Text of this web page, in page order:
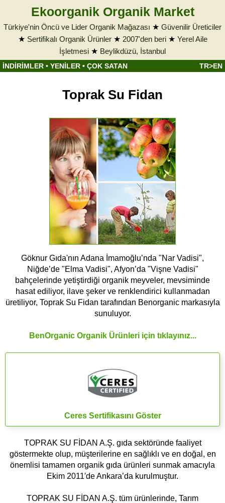
Ekoorganik Organik Market
Türkiye'nin Öncü ve Lider Organik Mağazası ★ Güvenilir Üreticiler
★ Sertifikalı Organik Ürünler★ 2007'den beri★ Yerel Aile
İşletmesi ★ Beylikdüzü, İstanbul
İNDİRİMLER • YENİLER • ÇOK SATAN TR>EN
Toprak Su Fidan
Göknur Gıda'nın Adana İmamoğlu’nda "Nar Vadisi",
Niğde’de "Elma Vadisi", Afyon’da "Vişne Vadisi"
bahçelerinde yetiştirdiği organik meyveler, mevsiminde
hasat ediliyor, ilave şeker ve renklendirici kullanmadan
üretiliyor, Toprak Su Fidan tarafından Benorganic markasıyla
sunuluyor.
BenOrganic OrganikÜrünleri için tıklayınız...
Ceres Sertifikasını Göster
TOPRAK SU FİDAN A.Ş. gıda sektöründe faaliyet
göstermekte olup, müşterilerine en sağlıklı ve en doğal, en
önemlisi tamamen organik gıda ürünleri sunmak amacıyla
Ekim 2011′de Ankara’da kurulmuştur.
TOPRAK SU FİDAN A.Ş. tüm ürünlerinde, Tarım